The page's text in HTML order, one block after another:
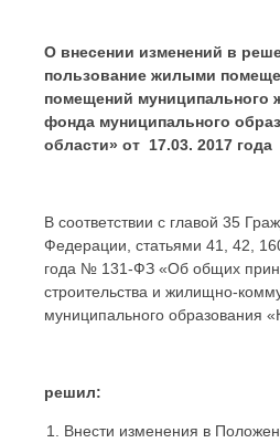
О внесении изменений в
пользование жилыми
помещений муниципального
фонда муниципального
области» от 17.03. 2017
В соответствии с главой 35
Федерации, статьями 41, 42,
года № 131-ФЗ «Об общих
строительства и жилищно-
муниципального образования
решил:
Внести изменения в